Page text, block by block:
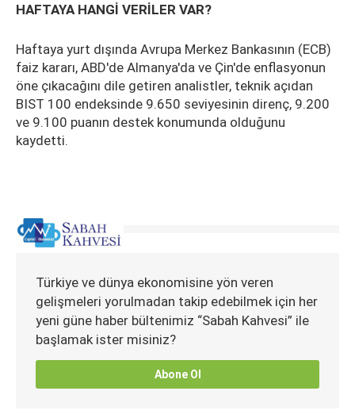
HAFTAYA HANGİ VERİLER VAR?
Haftaya yurt dışında Avrupa Merkez Bankasının (ECB)
faiz kararı, ABD'de Almanya'da ve Çin'de enflasyonun
öne çıkacağını dile getiren analistler, teknik açıdan
BIST 100 endeksinde 9.650 seviyesinin direnç, 9.200
ve 9.100 puanın destek konumunda olduğunu
kaydetti.
Türkiye ve dünya ekonomisine yön veren
gelişmeleri yorulmadan takip edebilmek için her
yeni güne haber bültenimiz “Sabah Kahvesi” ile
başlamak ister misiniz?
Abone Ol